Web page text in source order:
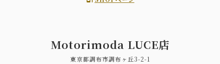
Motorimoda LUCE店
東京都調布市調布ヶ丘3-2-1